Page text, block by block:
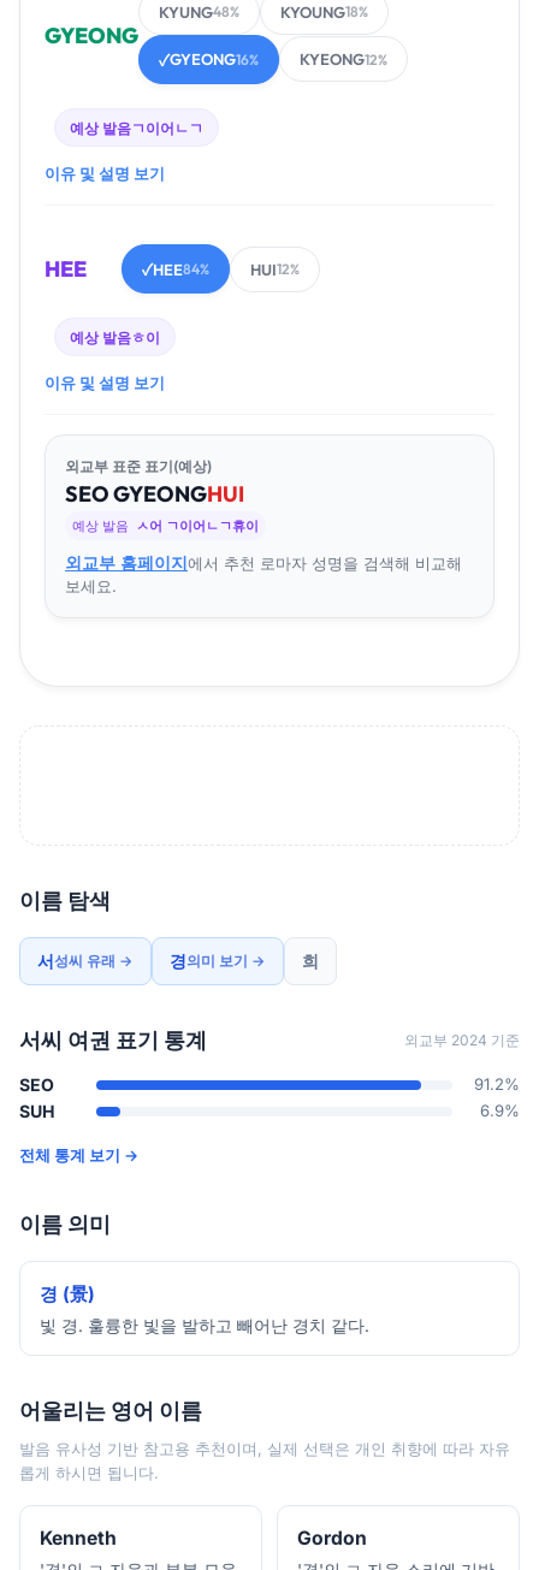
GYEONG
KYUNG48% KYOUNG18%
✓GYEONG16% KYEONG12%
예상 발음ㄱ이어ㄴㄱ
이유 및 설명 보기
HEE ✓HEE84% HUI12%
예상 발음ㅎ이
이유 및 설명 보기
외교부 표준 표기(예상)
SEOGYEONGHUI
예상 발음 ㅅ어 ㄱ이어ㄴㄱ휴이
외교부 홈페이지에서 추천 로마자 성명을 검색해 비교해
보세요.
이름 탐색
서성씨 유래 → 경의미 보기 → 희
서씨 여권 표기 통계 외교부 2024 기준
SEO 91.2%
SUH 6.9%
전체 통계 보기 →
이름 의미
경 (景)
빛 경. 훌륭한 빛을 발하고 빼어난 경치 같다.
어울리는 영어 이름
발음 유사성 기반 참고용 추천이며, 실제 선택은 개인 취향에 따라 자유
롭게 하시면 됩니다.
Kenneth Gordon